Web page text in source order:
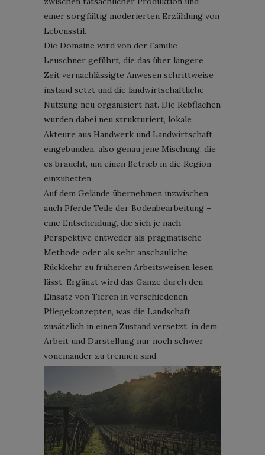
einer sorgfältig moderierten Erzählung von
Lebensstil.
Die Domaine wird von der Familie
Leuschner geführt, die das über längere
Zeit vernachlässigte Anwesen schrittweise
instand setzt und die landwirtschaftliche
Nutzung neu organisiert hat. Die Rebflächen
wurden dabei neu strukturiert, lokale
Akteure aus Handwerk und Landwirtschaft
eingebunden, also genau jene Mischung, die
es braucht, um einen Betrieb in die Region
einzubetten.
Auf dem Gelände übernehmen inzwischen
auch Pferde Teile der Bodenbearbeitung –
eine Entscheidung, die sich je nach
Perspektive entweder als pragmatische
Methode oder als sehr anschauliche
Rückkehr zu früheren Arbeitsweisen lesen
lässt. Ergänzt wird das Ganze durch den
Einsatz von Tieren in verschiedenen
Pflegekonzepten, was die Landschaft
zusätzlich in einen Zustand versetzt, in dem
Arbeit und Darstellung nur noch schwer
voneinander zu trennen sind.